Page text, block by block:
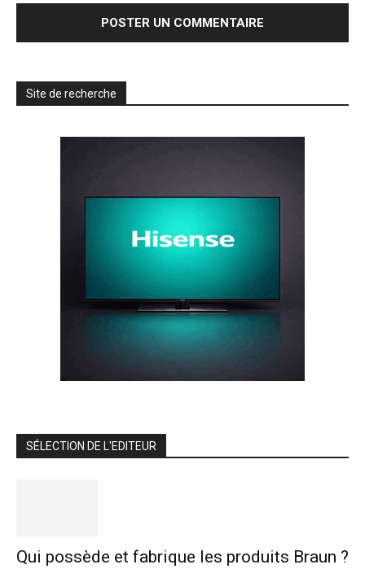
Site de recherche
SÉLECTION DE L'EDITEUR
Qui possède et fabrique les produits Braun ?